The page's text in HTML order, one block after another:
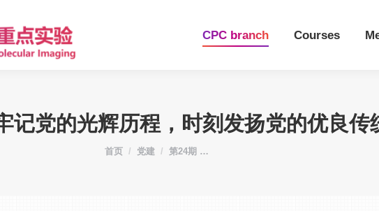
CPC branch Courses
记党的光辉历程，时刻发扬党的优良传
您在这里：
首页 党建 第24期 …